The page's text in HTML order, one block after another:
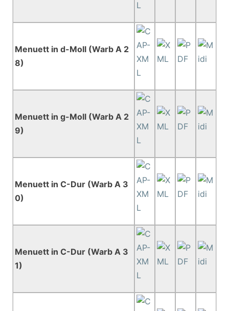
Menuett in d-Moll (Warb A 2
8)
Menuett in g-Moll (Warb A 2
9)
Menuett in C-Dur (Warb A 3
0)
Menuett in C-Dur (Warb A 3
1)